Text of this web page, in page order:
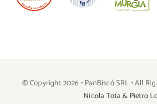
© Copyright 2026 • PanBiscò SRL • All
Nicola Tota & Pietro